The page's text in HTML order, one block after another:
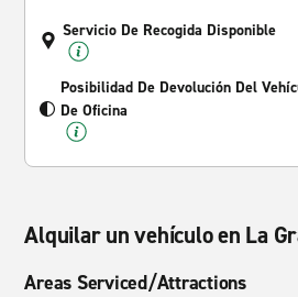
Servicio De Recogida Disponible
Posibilidad De Devolución Del
De Oficina
Alquilar un vehículo en La
Areas Serviced/Attractions